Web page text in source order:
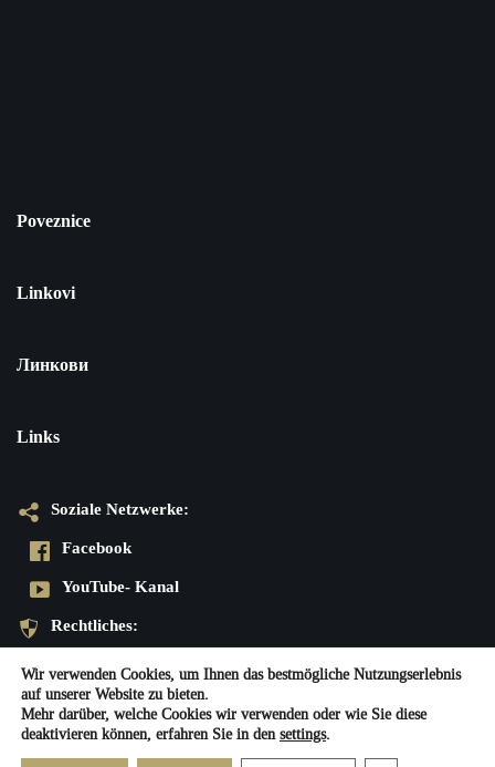
Poveznice
Linkovi
Линкови
Links
Soziale Netzwerke:
Facebook
YouTube- Kanal
Rechtliches:
Datenschutzerklärung
Impressum
Neve| Präsentiert vonWordPress
Wir verwenden Cookies, um Ihnen das bestmögliche Nutzungserlebnis
auf unserer Website zu bieten.
Mehr darüber, welche Cookies wir verwenden oder wie Sie diese
deaktivieren können, erfahren Sie in den settings.